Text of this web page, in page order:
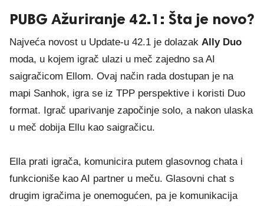
PUBG Ažuriranje 42.1: Šta je novo?
Najveća novost u Update-u 42.1 je dolazak Ally Duo
moda, u kojem igrač ulazi u meč zajedno sa AI
saigračicom Ellom. Ovaj način rada dostupan je na
mapi Sanhok, igra se iz TPP perspektive i koristi Duo
format. Igrač uparivanje započinje solo, a nakon ulaska
u meč dobija Ellu kao saigračicu.
Ella prati igrača, komunicira putem glasovnog chata i
funkcioniše kao AI partner u meču. Glasovni chat s
drugim igračima je onemogućen, pa je komunikacija